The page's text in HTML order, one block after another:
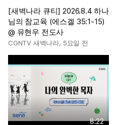
[새벽나라 큐티] 2026.8.4 하나
님의 참교육 (에스겔 35:1-15)
@ 유현우 전도사
CGNTV 새벽나라, 5요일 전
8:22